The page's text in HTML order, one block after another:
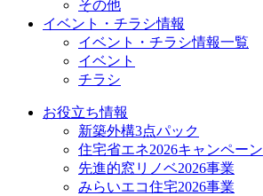
その他
イベント・チラシ情報
イベント・チラシ情報一覧
イベント
チラシ
お役立ち情報
新築外構3点パック
住宅省エネ2026キャンペーン
先進的窓リノベ2026事業
みらいエコ住宅2026事業